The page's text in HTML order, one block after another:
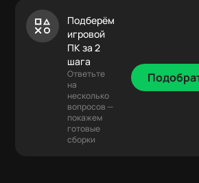
Подберём
игровой
ПК за 2
шага
Ответьте
на
несколько
вопросов —
покажем
готовые
сборки